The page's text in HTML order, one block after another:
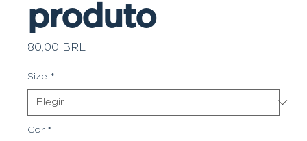
produto
80,00 BRL
Size *
Cor *